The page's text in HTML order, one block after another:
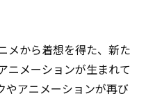
メから着想を得た、新た
ニメーションが生まれて
やアニメーションが再び